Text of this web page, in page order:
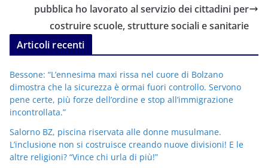
pubblica ho lavorato al servizio dei cittadini per
costruire scuole, strutture sociali e sanitarie
Articoli recenti
Bessone: “L’ennesima maxi rissa nel cuore di Bolzano
dimostra che la sicurezza è ormai fuori controllo. Servono
pene certe, più forze dell’ordine e stop all’immigrazione
incontrollata.”
Salorno BZ, piscina riservata alle donne musulmane.
L’inclusione non si costruisce creando nuove divisioni! E le
altre religioni? “Vince chi urla di più!”